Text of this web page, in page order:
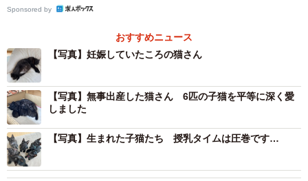
Sponsored by
おすすめニュース
【写真】妊娠していたころの猫さん
【写真】無事出産した猫さん 6匹の子猫を平等に深く愛
しました
【写真】生まれた子猫たち 授乳タイムは圧巻です…